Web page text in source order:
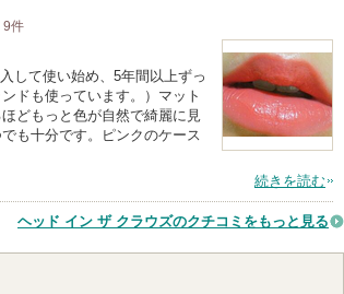
9件
して使い始め、5年間以上ずっ
ドも使っています。）マット
どもっと色が自然で綺麗に見
も十分です。ピンクのケース
続きを読む
ヘッド イン ザ クラウズのクチコミをもっと見る